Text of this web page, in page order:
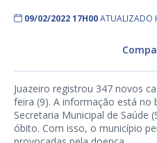
09/02/2022 17H00ATUALIZADO
Juazeiro registrou 347 novos
feira (9). A informação está no
Secretaria Municipal de Saúde
óbito. Com isso, o município